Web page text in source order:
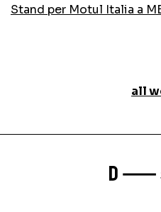
Stand per Motul Italia a
all